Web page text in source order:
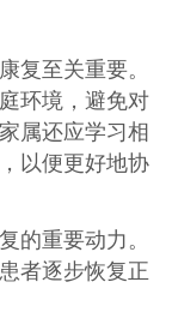
复至关重要。
环境，避免对
属还应学习相
以便更好地协
的重要动力。
者逐步恢复正